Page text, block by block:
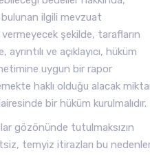
ilgili mevzuat
şekilde, tarafların
ve açıklayıcı, hüküm
uygun bir rapor
haklı olduğu alacak
bir hüküm kurulmalıdır.
gözönünde tutulmaksızın
temyiz itirazları bu